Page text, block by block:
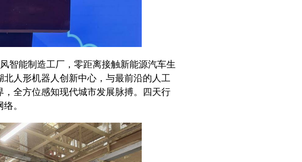
智能制造工厂，零距离接触新能源汽车生
人形机器人创新中心，与最前沿的人工
全方位感知现代城市发展脉搏。四天行
。